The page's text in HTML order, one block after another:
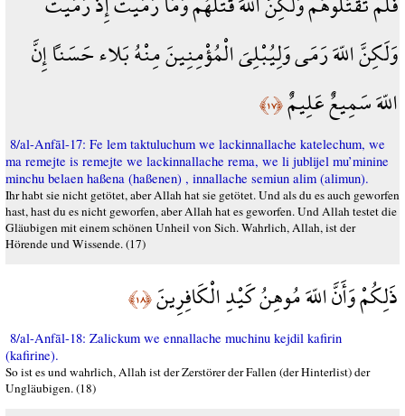
وَلَكِنَّ اللّهَ رَمَى وَلِيُبْلِيَ الْمُؤْمِنِينَ مِنْهُ بَلاء حَسَناً إِنَّ
اللّهَ سَمِيعٌ عَلِيمٌ﴿١٧﴾
8/al-Anfāl-17: Fe lem taktuluchum we lackinnallache katelechum, we
ma remejte is remejte we lackinnallache rema, we li jublijel mu’minine
minchu belaen haßena (haßenen) , innallache semiun alim (alimun).
Ihr habt sie nicht getötet, aber Allah hat sie getötet. Und als du es auch geworfen
hast, hast du es nicht geworfen, aber Allah hat es geworfen. Und Allah testet die
Gläubigen mit einem schönen Unheil von Sich. Wahrlich, Allah, ist der
Hörende und Wissende. (17)
ذَلِكُمْ وَأَنَّ اللّهَ مُوهِنُ كَيْدِ الْكَافِرِينَ﴿١٨﴾
8/al-Anfāl-18: Zalickum we ennallache muchinu kejdil kafirin
(kafirine).
So ist es und wahrlich, Allah ist der Zerstörer der Fallen (der Hinterlist) der
Ungläubigen. (18)